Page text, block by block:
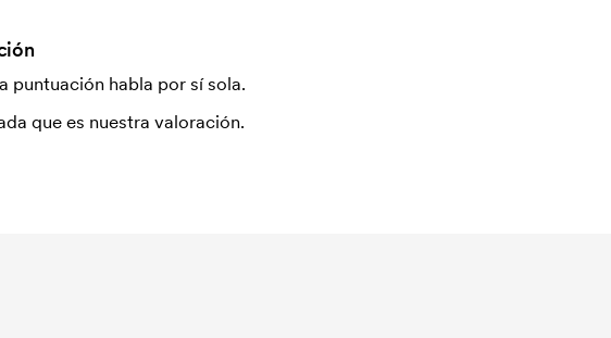
puntuación habla por sí sola.
que es nuestra valoración.